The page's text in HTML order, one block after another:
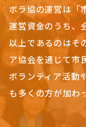
ボラ協の運営は「
運営資金のうち、
以上であるのはそ
ア協会を通じて市
ボランティア活動
も多くの方が加わ